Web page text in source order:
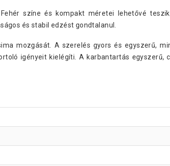
színe és kompakt méretei lehetővé
és stabil edzést gondtalanul.
mozgását. A szerelés gyors és egyszerű,
igényeit kielégíti. A karbantartás egyszerű,